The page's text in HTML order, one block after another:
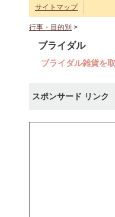
サイトマップ
行事・目的別 >
ブライダル
ブライダル雑貨を
スポンサード リンク